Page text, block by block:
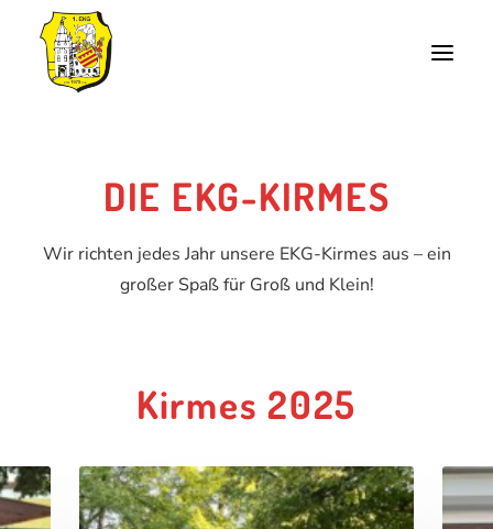
Start
Termine & Tickets
Unsere Karnevalswagen
Mitglieder-Login
DIE EKG-KIRMES
Wir richten jedes Jahr unsere EKG-Kirmes aus – ein
großer Spaß für Groß und Klein!
Kirmes 2025